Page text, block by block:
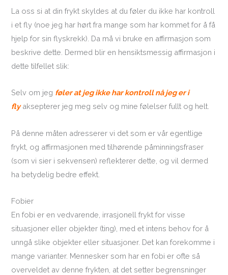
La oss si at din frykt skyldes at du føler du ikke har kontroll
i et fly (noe jeg har hørt fra mange som har kommet for å få
hjelp for sin flyskrekk). Da må vi bruke en affirmasjon som
beskrive dette. Dermed blir en hensiktsmessig affirmasjon i
dette tilfellet slik:
Selv om jeg føler at jeg ikke har kontroll nå jeg er i
flyaksepterer jeg meg selv og mine følelser fullt og helt.
På denne måten adresserer vi det som er vår egentlige
frykt, og affirmasjonen med tilhørende påminningsfraser
(som vi sier i sekvensen) reflekterer dette, og vil dermed
ha betydelig bedre effekt.
Fobier
En fobi er en vedvarende, irrasjonell frykt for visse
situasjoner eller objekter (ting), med et intens behov for å
unngå slike objekter eller situasjoner. Det kan forekomme i
mange varianter. Mennesker som har en fobi er ofte så
overveldet av denne frykten, at det setter begrensninger